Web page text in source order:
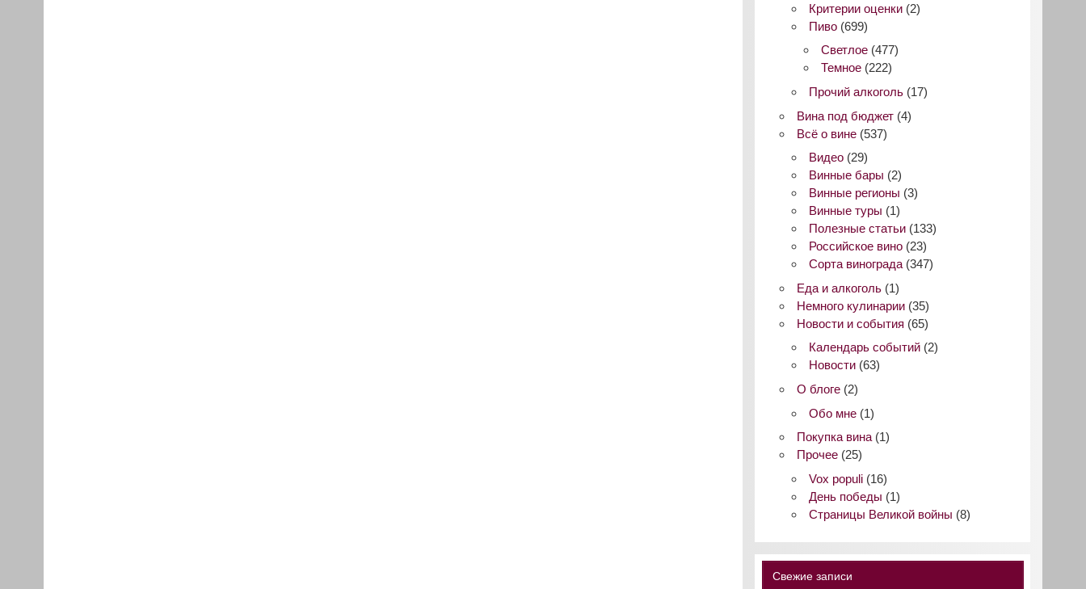
Критерии оценки (2)
Пиво (699)
Светлое (477)
Темное (222)
Прочий алкоголь (17)
Вина под бюджет (4)
Всё о вине (537)
Видео (29)
Винные бары (2)
Винные регионы (3)
Винные туры (1)
Полезные статьи (133)
Российское вино (23)
Сорта винограда (347)
Еда и алкоголь (1)
Немного кулинарии (35)
Новости и события (65)
Календарь событий (2)
Новости (63)
О блоге (2)
Обо мне (1)
Покупка вина (1)
Прочее (25)
Vox populi (16)
День победы (1)
Страницы Великой войны (8)
Свежие записи